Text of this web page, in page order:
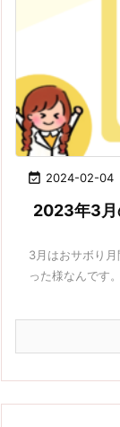
 2024-02-04
2023年3月
3月はおサボり
った様なんです